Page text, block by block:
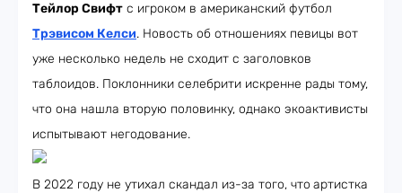
Тейлор Свифт с игроком в американский футбол
Трэвисом Келси. Новость об отношениях певицы вот
уже несколько недель не сходит с заголовков
таблоидов. Поклонники селебрити искренне рады тому,
что она нашла вторую половинку, однако экоактивисты
испытывают негодование.
В 2022 году не утихал скандал из-за того, что артистка